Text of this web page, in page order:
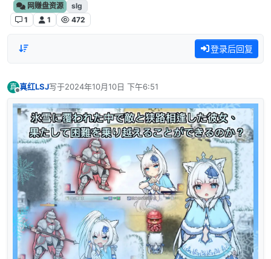
网赚盘资源
slg
1
1 472
登录后回复
真 真红LSJ写于2024年10月10日 下午6:51
最后由 编辑